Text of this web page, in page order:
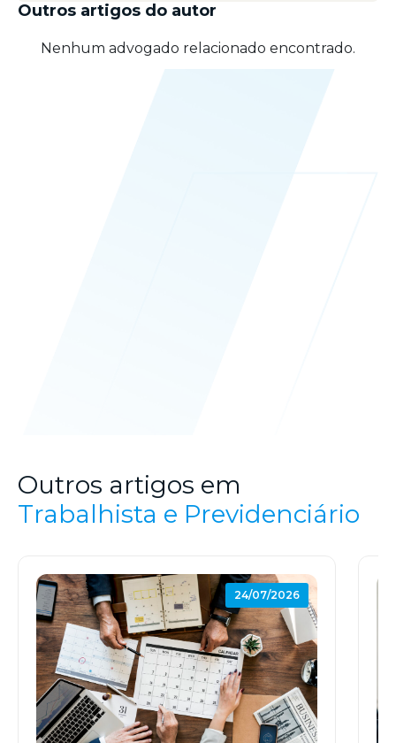
Outros artigos do autor
Nenhum advogado relacionado encontrado.
Outros artigos em
Trabalhista e Previdenciário
24/07/2026